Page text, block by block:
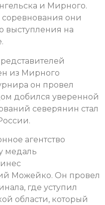
и Мирного.
они
выступления на
из Мирного
он провел
добился уверенной
северянин стал
агентство
медаль
Можейко. Он провел
где уступил
области, который